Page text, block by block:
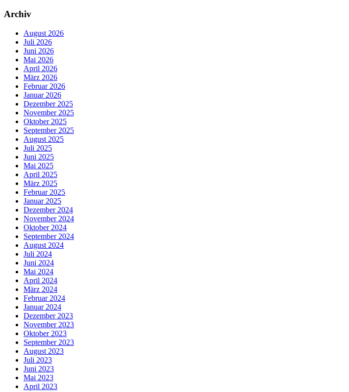
Archiv
August 2026
Juli 2026
Juni 2026
Mai 2026
April 2026
März 2026
Februar 2026
Januar 2026
Dezember 2025
November 2025
Oktober 2025
September 2025
August 2025
Juli 2025
Juni 2025
Mai 2025
April 2025
März 2025
Februar 2025
Januar 2025
Dezember 2024
November 2024
Oktober 2024
September 2024
August 2024
Juli 2024
Juni 2024
Mai 2024
April 2024
März 2024
Februar 2024
Januar 2024
Dezember 2023
November 2023
Oktober 2023
September 2023
August 2023
Juli 2023
Juni 2023
Mai 2023
April 2023